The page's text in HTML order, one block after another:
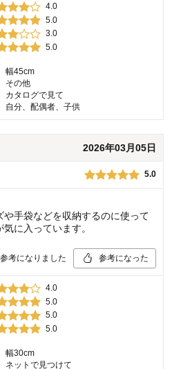
4.0
5.0
3.0
5.0
幅45cm
その他
カタログで見て
自分、配偶者、子供
2026年03月05日
5.0
手袋などを収納するのに使って
に入っています。
考になりました 参考になった
4.0
5.0
5.0
5.0
幅30cm
ネットで見つけて